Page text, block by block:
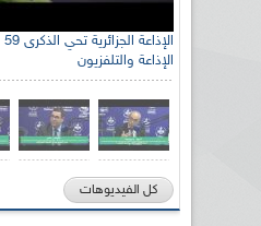
الإذاعة والتلفزيون
كل الفيديوهات